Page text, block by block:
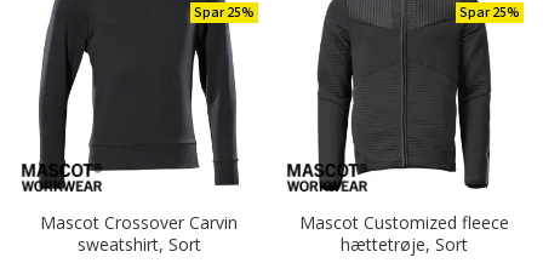
Spar 25%
Mascot Crossover Carvin
sweatshirt, Sort
Spar 25%
Mascot Customized fleece
hættetrøje, Sort